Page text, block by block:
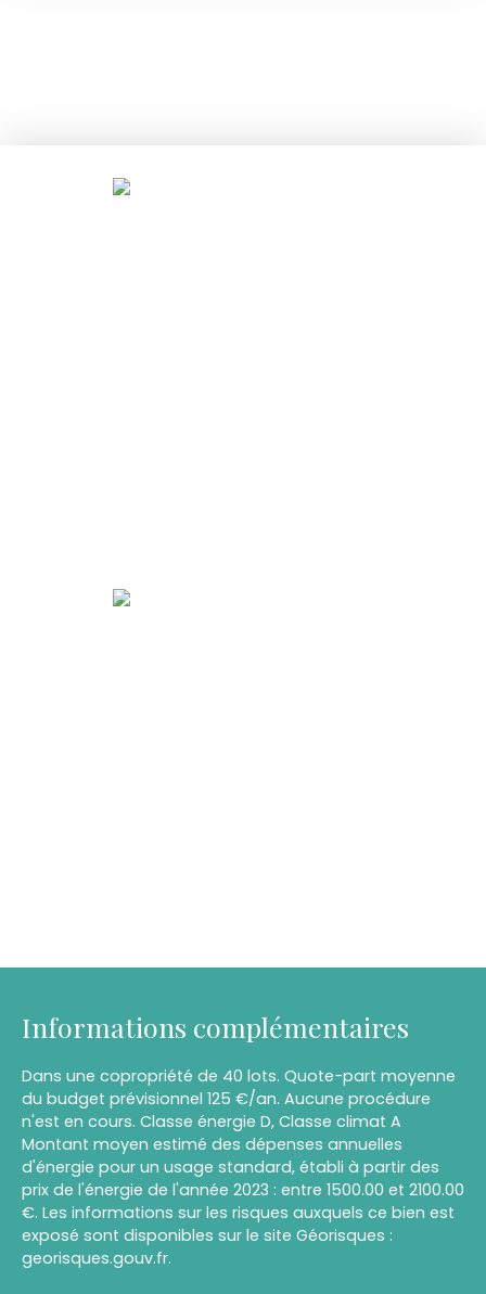
Informations complémentaires
Dans une copropriété de 40 lots. Quote-part moyenne
du budget prévisionnel 125 €/an. Aucune procédure
n'est en cours. Classe énergie D, Classe climat A
Montant moyen estimé des dépenses annuelles
d'énergie pour un usage standard, établi à partir des
prix de l'énergie de l'année 2023 : entre 1500.00 et 2100.00
€. Les informations sur les risques auxquels ce bien est
exposé sont disponibles sur le site Géorisques :
georisques.gouv.fr.